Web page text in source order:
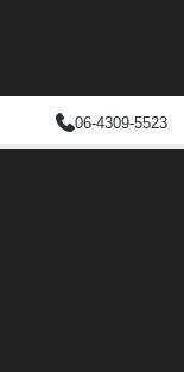
06-4309-5523